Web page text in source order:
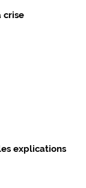
crise
explications